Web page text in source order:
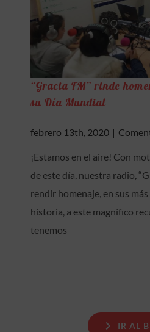
“Gracia FM” rinde
su Día Mundial
febrero 13th, 2020 |
¡Estamos en el aire! Con
de este día, nuestra radio,
rendir homenaje, en sus
historia, a este magnífico
tenemos
IR AL